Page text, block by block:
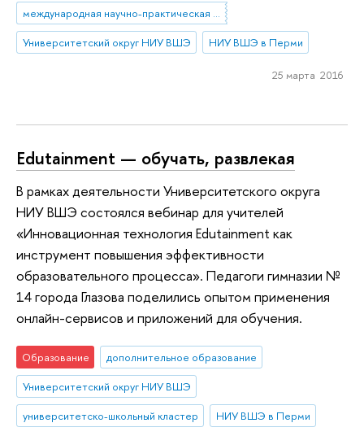
международная научно-практическая конференция
Университетский округ НИУ ВШЭ
НИУ ВШЭ в Перми
25 марта 2016
Edutainment — обучать, развлекая
В рамках деятельности Университетского округа
НИУ ВШЭ состоялся вебинар для учителей
«Инновационная технология Edutainment как
инструмент повышения эффективности
образовательного процесса». Педагоги гимназии №
14 города Глазова поделились опытом применения
онлайн-сервисов и приложений для обучения.
Образование
дополнительное образование
Университетский округ НИУ ВШЭ
университетско-школьный кластер
НИУ ВШЭ в Перми